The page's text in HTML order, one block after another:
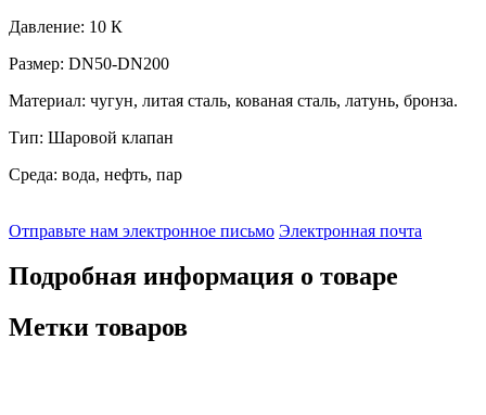
Давление: 10 К
Размер: DN50-DN200
Материал: чугун, литая сталь, кованая сталь, латунь, бронза.
Тип: Шаровой клапан
Среда: вода, нефть, пар
Отправьте нам электронное письмо Электронная почта
Подробная информация о товаре
Метки товаров